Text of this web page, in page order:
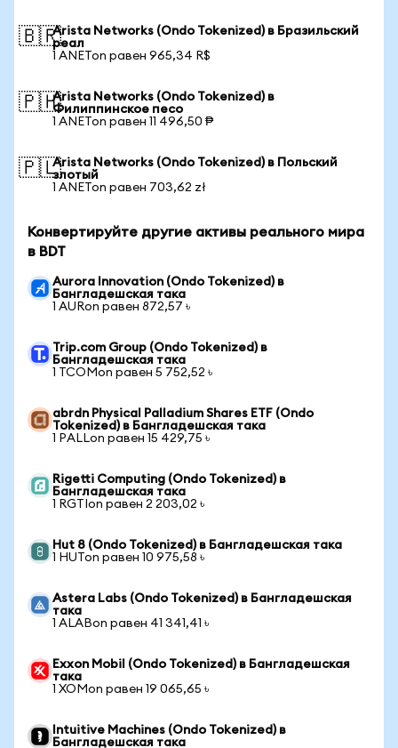
🇧🇷Arista Networks (Ondo Tokenized) в Бразильский
реал
1 ANETon равен 965,34 R$
🇵🇭Arista Networks (Ondo Tokenized) в
Филиппинское песо
1 ANETon равен 11 496,50 ₱
🇵🇱Arista Networks (Ondo Tokenized) в Польский
злотый
1 ANETon равен 703,62 zł
Конвертируйте другие активы реального мира
в BDT
Aurora Innovation (Ondo Tokenized) в
Бангладешская така
1 AURon равен 872,57 ৳
Trip.com Group (Ondo Tokenized) в
Бангладешская така
1 TCOMon равен 5 752,52 ৳
abrdn Physical Palladium Shares ETF (Ondo
Tokenized) в Бангладешская така
1 PALLon равен 15 429,75 ৳
Rigetti Computing (Ondo Tokenized) в
Бангладешская така
1 RGTIon равен 2 203,02 ৳
Hut 8 (Ondo Tokenized) в Бангладешская така
1 HUTon равен 10 975,58 ৳
Astera Labs (Ondo Tokenized) в Бангладешская
така
1 ALABon равен 41 341,41 ৳
Exxon Mobil (Ondo Tokenized) в Бангладешская
така
1 XOMon равен 19 065,65 ৳
Intuitive Machines (Ondo Tokenized) в
Бангладешская така